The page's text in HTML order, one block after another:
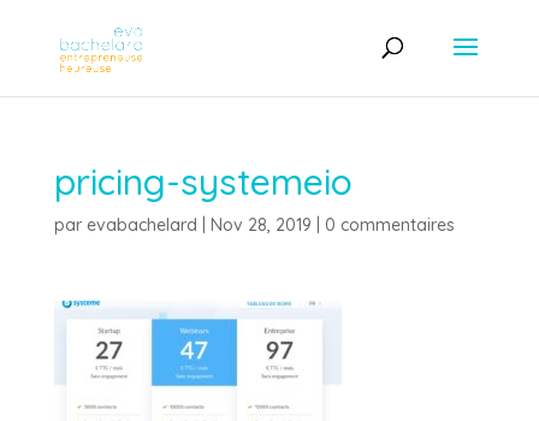
pricing-systemeio
par evabachelard Nov 28, 2019 0 commentaires